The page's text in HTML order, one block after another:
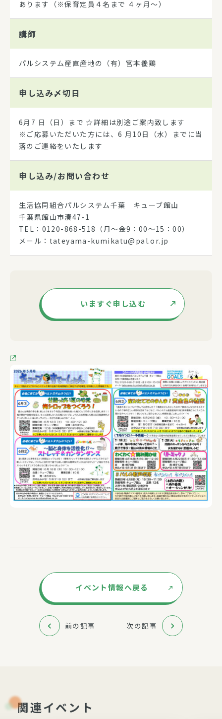
あります（※保育定員４名まで ４ヶ月～）
講師
パルシステム産直産地の（有）宮本養鶏
申し込み〆切日
6月7 日（日）まで ☆詳細は別途ご案内致します
※ご応募いただいた方には、6 月10日（水）までに当
落のご連絡をいたします
申し込み/お問い合わせ
生活協同組合パルシステム千葉 キューブ館山
千葉県館山市湊47-1
TEL：0120-868-518（月～金9：00～15：00）
メール：tateyama-kumikatu@pal.or.jp
いますぐ申し込む
イベント情報へ戻る
前の記事 次の記事
関連イベント